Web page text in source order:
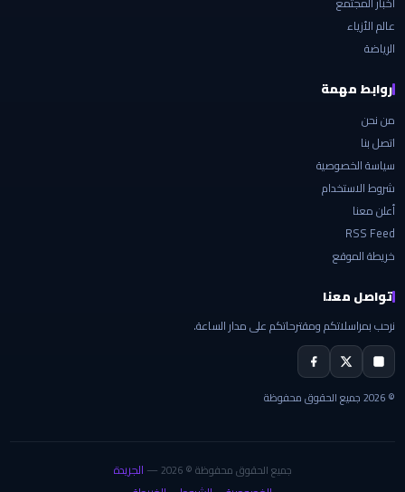
عالم الأزياء
الرياضة
روابط مهمة
من نحن
اتصل بنا
سياسة الخصوصية
شروط الاستخدام
أعلن معنا
RSS Feed
خريطة الموقع
تواصل معنا
نرحب بمراسلاتكم ومقترحاتكم على مدار الساعة.
© 2026 جميع الحقوق محفوظة
جميع الحقوق محفوظة © 2026 —
الجريدة